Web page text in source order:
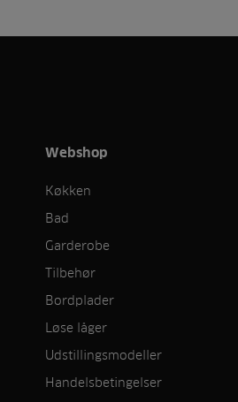
Webshop
Køkken
Bad
Garderobe
Tilbehør
Bordplader
Løse låger
Udstillingsmodeller
Handelsbetingelser